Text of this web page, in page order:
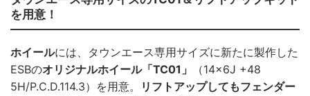
を用意！
ホイールには、タウンエース専用サイズに新たに製作した
ESBのオリジナルホイール「TC01」
（14×6J +48
5H/P.C.D.114.3）を用意。
リフトアップしてもフェンダー